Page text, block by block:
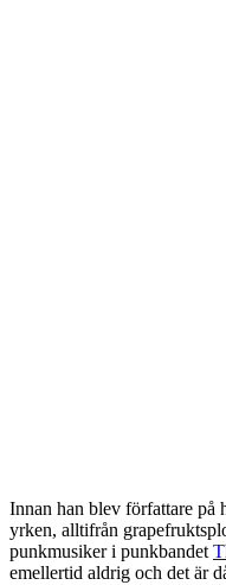
Innan han blev författare på
yrken, alltifrån
punkmusiker i punkbandet
emellertid aldrig och det är